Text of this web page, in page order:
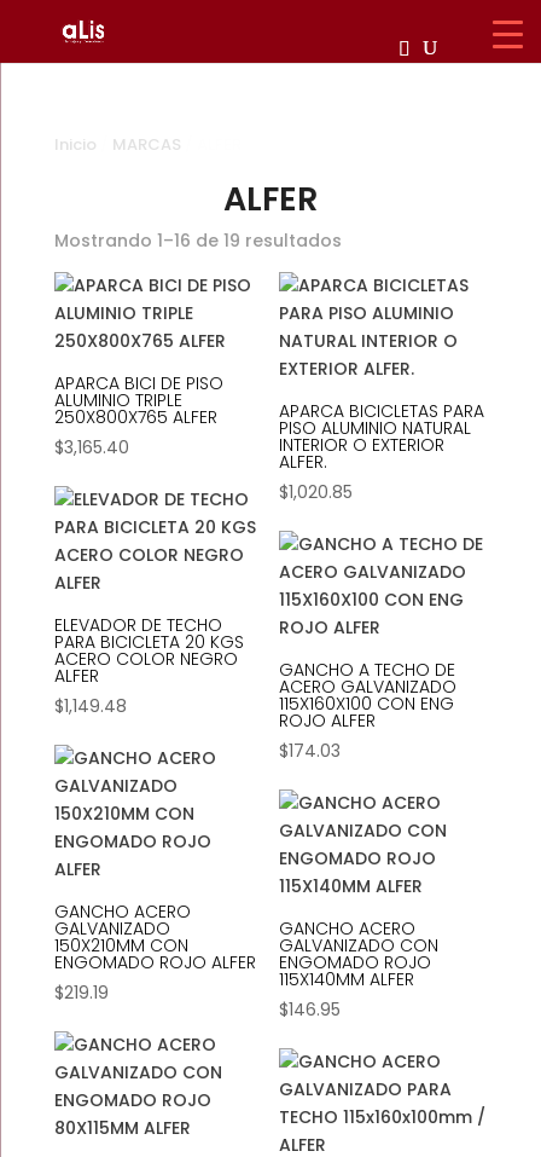
Inicio MARCAS
ALFER
Mostrando 1–16 de 19 resultados
APARCA BICI DE PISO
ALUMINIO TRIPLE
250X800X765 ALFER
$3,165.40
APARCA BICICLETAS PARA
PISO ALUMINIO NATURAL
INTERIOR O EXTERIOR
ALFER.
$1,020.85
ELEVADOR DE TECHO
PARA BICICLETA 20 KGS
ACERO COLOR NEGRO
ALFER
$1,149.48
GANCHO A TECHO DE
ACERO GALVANIZADO
115X160X100 CON ENG
ROJO ALFER
$174.03
GANCHO ACERO
GALVANIZADO
150X210MM CON
ENGOMADO ROJO ALFER
$219.19
GANCHO ACERO
GALVANIZADO CON
ENGOMADO ROJO
115X140MM ALFER
$146.95